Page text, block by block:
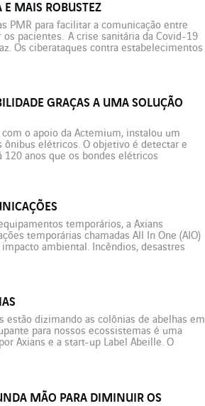
MAIS ROBUSTEZ
PMR para facilitar a comunicação entre
pacientes. A crise sanitária da Covid-19
Os ciberataques contra estabelecimentos
GRAÇAS A UMA SOLUÇÃO
com o apoio da Actemium, instalou um
elétricos. O objetivo é detectar e
anos que os bondes elétricos
temporários, a Axians
temporárias chamadas All In One (AIO)
ambiental. Incêndios, desastres
dizimando as colônias de abelhas em
para nossos ecossistemas é uma
Axians e a start-up Label Abeille. O
MÃO PARA DIMINUIR OS